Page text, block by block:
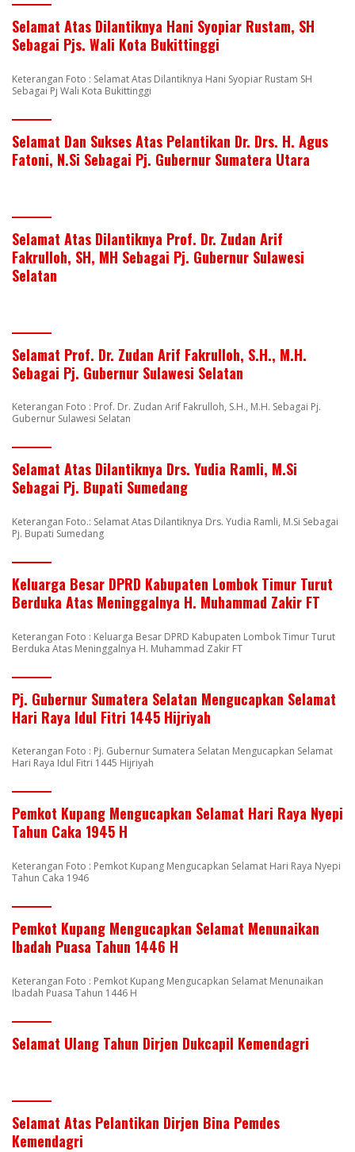
Selamat Atas Dilantiknya Hani Syopiar Rustam, SH
Sebagai Pjs. Wali Kota Bukittinggi
Keterangan Foto : Selamat Atas Dilantiknya Hani Syopiar Rustam SH
Sebagai Pj Wali Kota Bukittinggi
Selamat Dan Sukses Atas Pelantikan Dr. Drs. H. Agus
Fatoni, N.Si Sebagai Pj. Gubernur Sumatera Utara
Selamat Atas Dilantiknya Prof. Dr. Zudan Arif
Fakrulloh, SH, MH Sebagai Pj. Gubernur Sulawesi
Selatan
Selamat Prof. Dr. Zudan Arif Fakrulloh, S.H., M.H.
Sebagai Pj. Gubernur Sulawesi Selatan
Keterangan Foto : Prof. Dr. Zudan Arif Fakrulloh, S.H., M.H. Sebagai Pj.
Gubernur Sulawesi Selatan
Selamat Atas Dilantiknya Drs. Yudia Ramli, M.Si
Sebagai Pj. Bupati Sumedang
Keterangan Foto.: Selamat Atas Dilantiknya Drs. Yudia Ramli, M.Si Sebagai
Pj. Bupati Sumedang
Keluarga Besar DPRD Kabupaten Lombok Timur Turut
Berduka Atas Meninggalnya H. Muhammad Zakir FT
Keterangan Foto : Keluarga Besar DPRD Kabupaten Lombok Timur Turut
Berduka Atas Meninggalnya H. Muhammad Zakir FT
Pj. Gubernur Sumatera Selatan Mengucapkan Selamat
Hari Raya Idul Fitri 1445 Hijriyah
Keterangan Foto : Pj. Gubernur Sumatera Selatan Mengucapkan Selamat
Hari Raya Idul Fitri 1445 Hijriyah
Pemkot Kupang Mengucapkan Selamat Hari Raya Nyepi
Tahun Caka 1945 H
Keterangan Foto : Pemkot Kupang Mengucapkan Selamat Hari Raya Nyepi
Tahun Caka 1946
Pemkot Kupang Mengucapkan Selamat Menunaikan
Ibadah Puasa Tahun 1446 H
Keterangan Foto : Pemkot Kupang Mengucapkan Selamat Menunaikan
Ibadah Puasa Tahun 1446 H
Selamat Ulang Tahun Dirjen Dukcapil Kemendagri
Selamat Atas Pelantikan Dirjen Bina Pemdes
Kemendagri